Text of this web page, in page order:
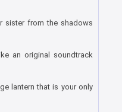
sister from the shadows
an original soundtrack
lantern that is your only